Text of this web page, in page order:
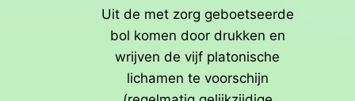
Uit de met zorg geboetseerde
bol komen door drukken en
wrijven de vijf platonische
lichamen te voorschijn